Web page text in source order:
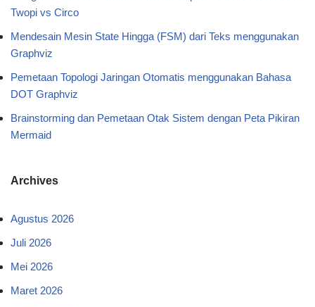
Twopi vs Circo
Mendesain Mesin State Hingga (FSM) dari Teks menggunakan
Graphviz
Pemetaan Topologi Jaringan Otomatis menggunakan Bahasa
DOT Graphviz
Brainstorming dan Pemetaan Otak Sistem dengan Peta Pikiran
Mermaid
Archives
Agustus 2026
Juli 2026
Mei 2026
Maret 2026